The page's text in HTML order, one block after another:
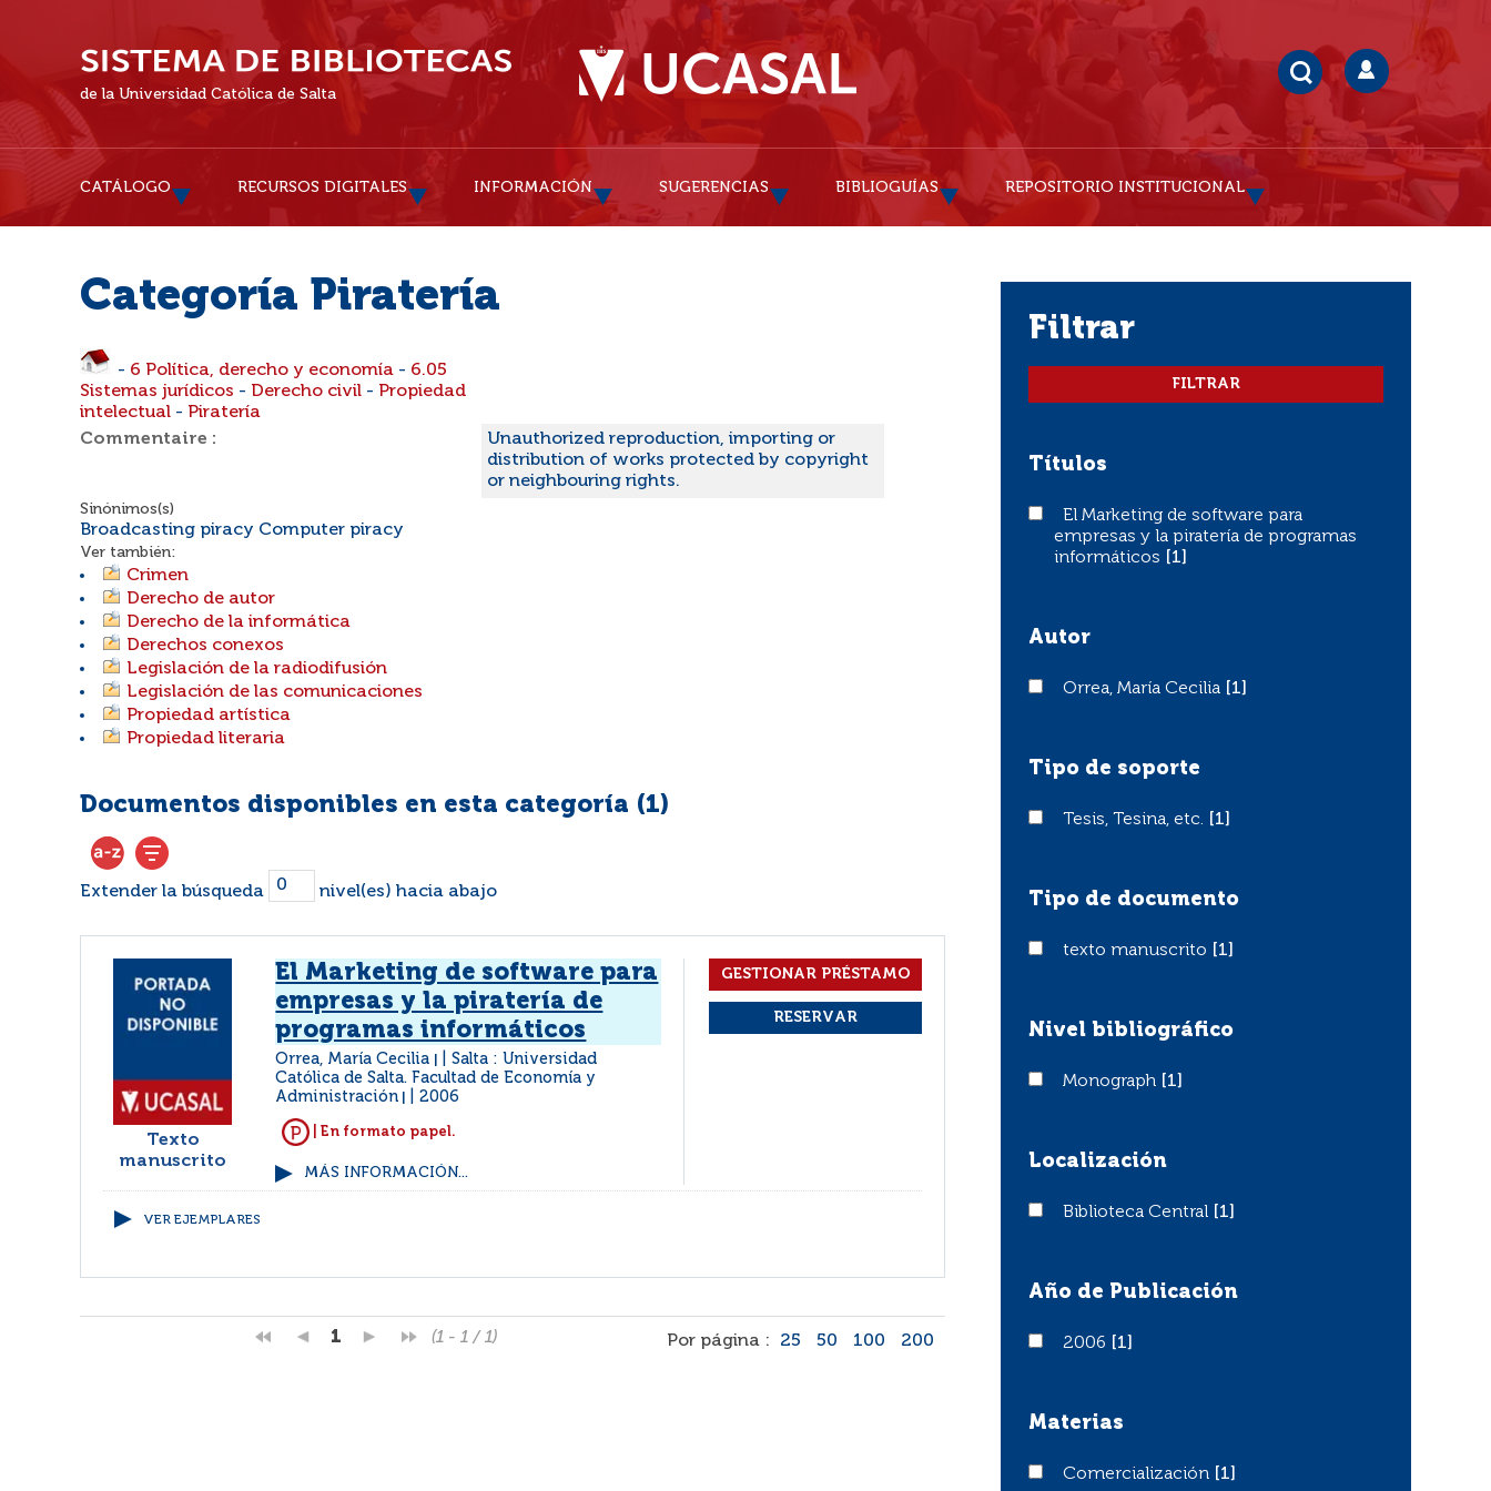
de la Universidad Católica de Salta
CATÁLOGO RECURSOS DIGITALES INFORMACIÓN SUGERENCIAS BIBLIOGUÍAS REPOSITORIO INSTITUCIONAL
Categoría Piratería
- 6 Política, derecho y economía - 6.05
Sistemas jurídicos - Derecho civil - Propiedad
intelectual - Piratería
Commentaire :
Unauthorized reproduction, importing or
distribution of works protected by copyright
or neighbouring rights.
Sinónimos(s)
Broadcasting piracy Computer piracy
Ver también:
Crimen
Derecho de autor
Derecho de la informática
Derechos conexos
Legislación de la radiodifusión
Legislación de las comunicaciones
Propiedad artística
Propiedad literaria
Documentos disponibles en esta categoría (1)
Extender la búsqueda nivel(es) hacia abajo
Texto
manuscrito
El Marketing de software para
empresas y la piratería de
programas informáticos
Orrea, María Cecilia
Salta : Universidad
Católica de Salta. Facultad de Economía y
Administración
2006
| En formato papel.
MÁS INFORMACIÓN...
VER EJEMPLARES
1 (1 - 1 / 1) Por página : 25 50 100 200
filtrar
Títulos
El Marketing de software para empresas y la piratería
El Marketing de software para
empresas y la piratería de programas
informáticos
[1]
Autor
Orrea, María Cecilia
Orrea, María Cecilia [1]
Tipo de soporte
Tesis, Tesina, etc.
Tesis, Tesina, etc. [1]
Tipo de documento
texto manuscrito
texto manuscrito [1]
Nivel bibliográfico
Monograph
Monograph [1]
Localización
Biblioteca Central
Biblioteca Central [1]
Año de Publicación
20062006 [1]
Materias
Comercialización
Comercialización [1]